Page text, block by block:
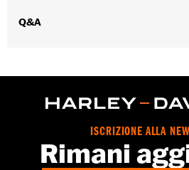
d.com/warranty
Q&A
ISCRIZIONE ALLA
Rimani